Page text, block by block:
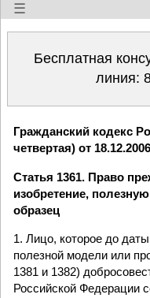
☰
Бесплатная
линия:
Гражданский кодекс
четвертая) от
Статья 1361. Право
изобретение,
образец
1. Лицо, которое до
полезной модели или
1381 и 1382)
Российской Федерации